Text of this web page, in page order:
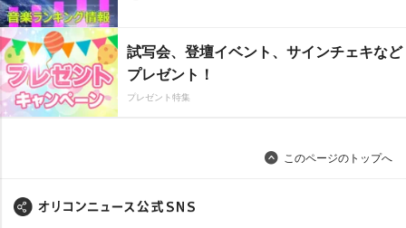
試写会、登壇イベント、サインチェキなど
プレゼント！
プレゼント特集
このページのトップへ